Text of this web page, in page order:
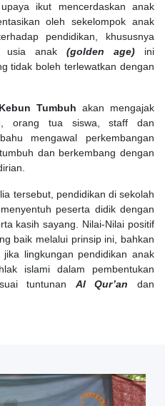
ikut mencerdaskan anak
oleh sekelompok anak
pendidikan, khususnya
usia anak (golden age)ini
tidak boleh terlewatkan dengan
Tumbuh akan mengajak
orang tua siswa, staff dan
mengawal perkembangan
dan berkembang dengan
tersebut, pendidikan di sekolah
peserta didik dengan
kasih sayang. Nilai-Nilai positif
baik melalui prinsip ini, bahkan
lingkungan pendidikan anak
islami dalam pembentukan
tuntunan Al Qur’an dan